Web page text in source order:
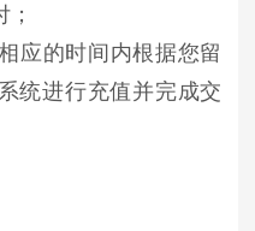
应的时间内根据您留
统进行充值并完成交